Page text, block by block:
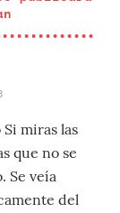
miras las
que no se
Se veía
del